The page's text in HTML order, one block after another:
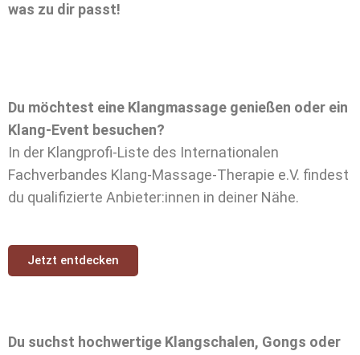
was zu dir passt!
Du möchtest eine Klangmassage genießen oder ein
Klang-Event besuchen?
In der Klangprofi-Liste des Internationalen
Fachverbandes Klang-Massage-Therapie e.V. findest
du qualifizierte Anbieter:innen in deiner Nähe.
Jetzt entdecken
Du suchst hochwertige Klangschalen, Gongs oder